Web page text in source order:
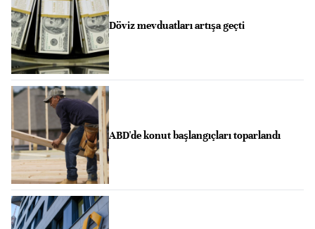
Döviz mevduatları artışa geçti
ABD'de konut başlangıçları toparlandı